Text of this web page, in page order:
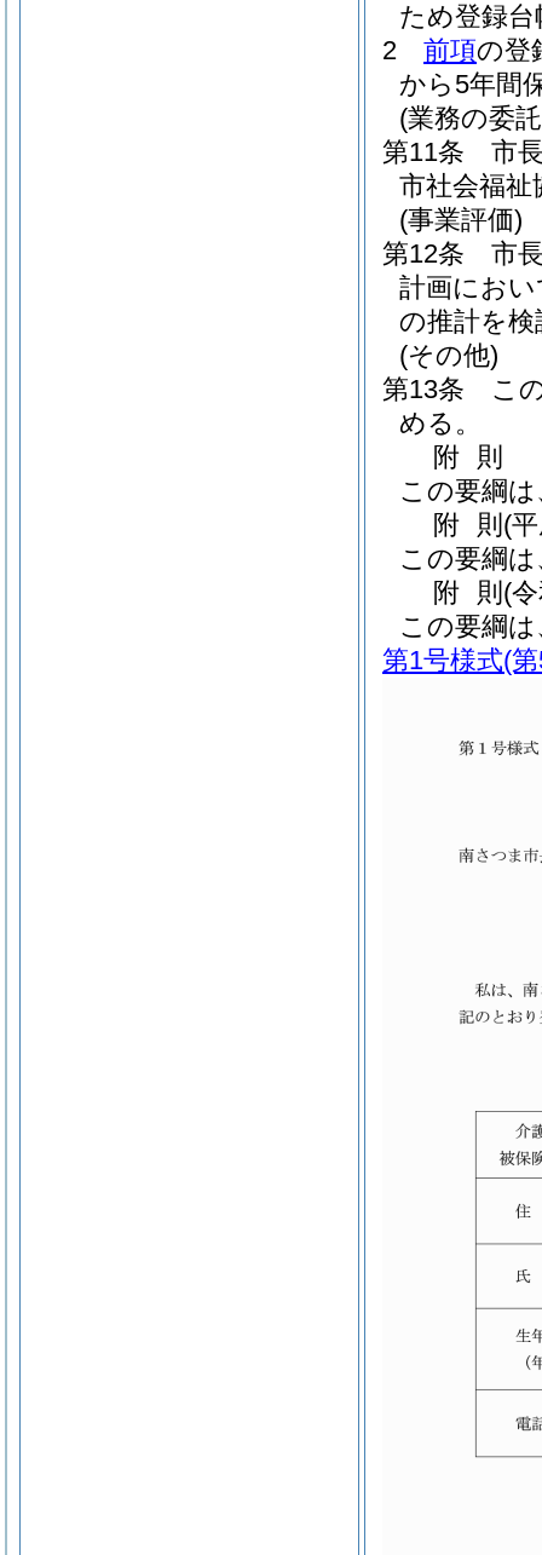
ため登録
2
前項の登
から5年間
(業務の委
第11条
市
市社会福
(事業評価)
第12条
市
計画にお
の推計を
(その他)
第13条
こ
める。
附 則
この要綱
附 則 (
この要綱
附 則 (
この要綱
第1号様式(